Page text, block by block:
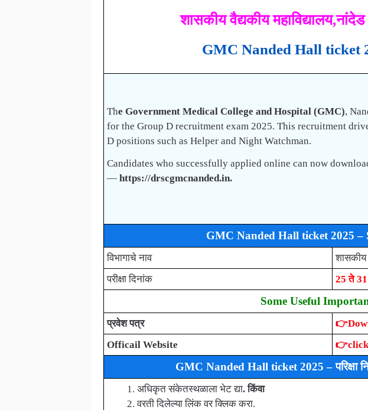
शासकीय वैद्यकीय
GMC Nanded Hall ticket
The Government Medical College and Hospital (GMC),
for the Group D recruitment exam 2025. This recruitment
D positions such as Helper and Night Watchman.
Candidates who successfully applied online can now
— https://drscgmcnanded.in.
GMC Nanded Hall ticket 2025
विभागाचे नाव
शासकीय
परीक्षा दिनांक
25 ते
Some Useful
प्रवेश पत्र
Officail Website
GMC Nanded Hall ticket 2025 – परिक्षा
अधिकृत संकेतस्थळाला भेट द्या. किंवा
वरती दिलेल्या लिंक वर क्लिक करा.